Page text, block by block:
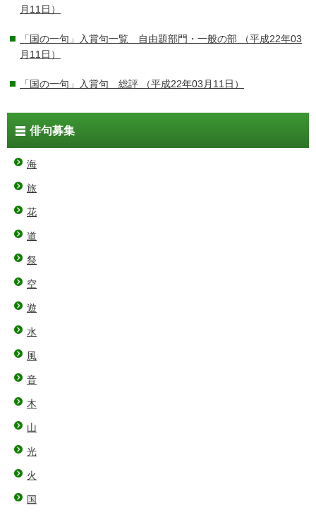
月11日）
「国の一句」入賞句一覧 自由題部門・一般の部 （平成22年03
月11日）
「国の一句」入賞句 総評 （平成22年03月11日）
俳句募集
海
旅
花
道
祭
空
遊
水
風
音
木
山
光
火
国